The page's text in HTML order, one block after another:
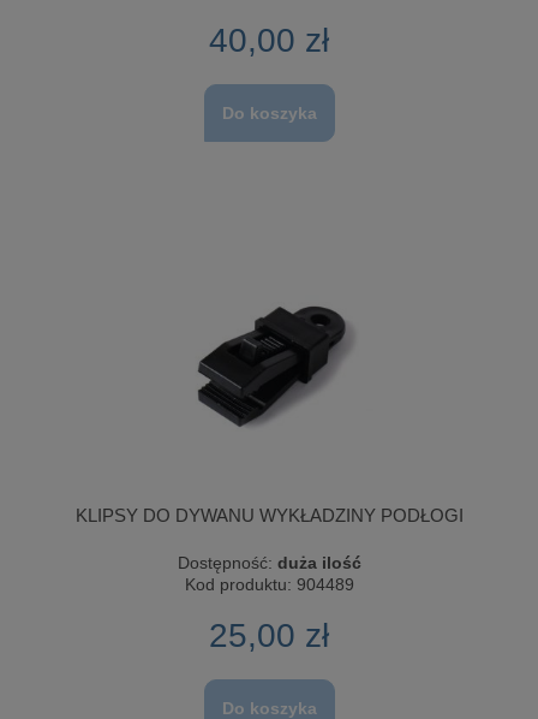
40,00 zł
Do koszyka
KLIPSY DO DYWANU WYKŁADZINY PODŁOGI
Dostępność: duża ilość
Kod produktu: 904489
25,00 zł
Do koszyka